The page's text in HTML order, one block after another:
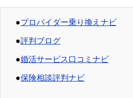
●プロバイダー乗り換えナビ
●評判ブログ
●婚活サービス口コミナビ
●保険相談評判ナビ